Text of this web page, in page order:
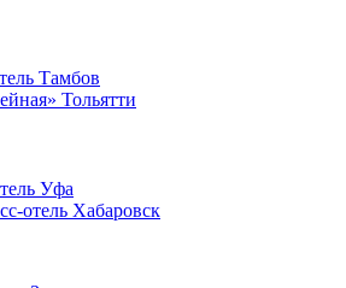
Тамбов
Тольятти
Уфа
отель Хабаровск